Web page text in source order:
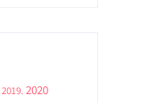
2019.2020